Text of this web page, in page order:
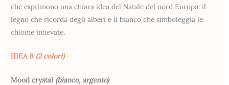
che esprimono una chiara idea del Natale del nord Europa: il
legno che ricorda degli alberi e il bianco che simboleggia le
chiome innevate.
IDEA 8 (2 colori)
Mood crystal (bianco, argento)